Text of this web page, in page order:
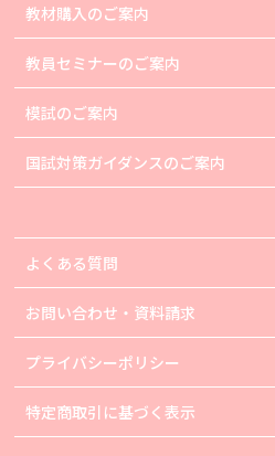
教材購入のご案内
教員セミナーのご案内
模試のご案内
国試対策ガイダンスのご案内
よくある質問
お問い合わせ・資料請求
プライバシーポリシー
特定商取引に基づく表示